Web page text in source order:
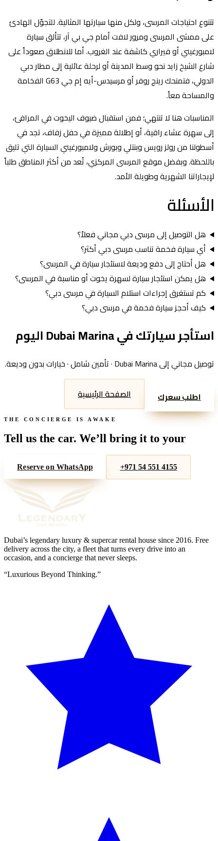
تتنوع احتياجات المرسى، ولكل منها سيارتها المثالية. للتجوّل الهادئ
على ممشى المرسى ومرور لافت أمام جي بي آر، تتألق سيارة
لامبورغيني أو فيراري كاشفة عند الغروب. أما للانطلاق صعوداً على
شارع الشيخ زايد نحو وسط المدينة أو لرحلة عائلية إلى مطار دبي
الدولي، فتمنحك رينج روفر أو مرسيدس-أيه إم جي G63 الفخامة
والمساحة معاً.
المناسبات هنا لا تنتهي؛ فمن استقبال ضيوف اليخوت في المرافئ،
إلى سهرة عشاء راقية، أو إطلالة مميزة في حفل زفاف، تجد في
أسطولنا من رولز رويس وبنتلي وبورش ولامبورغيني السيارة التي تليق
باللحظة. وبفضل موقع المرسى المركزي، تُعد من أكثر المناطق طلباً
لإيجاراتنا الشهرية وطويلة الأمد.
الأسئلة
هل التوصيل إلى مرسى دبي مجاني فعلاً؟
أي سيارة فخمة تناسب مرسى دبي أكثر؟
هل أحتاج إلى دفع وديعة لاستئجار سيارة في المرسى؟
هل يمكن استئجار سيارة لسهرة يخوت أو مناسبة في المرسى؟
كم تستغرق إجراءات استلام السيارة في مرسى دبي؟
كيف أحجز سيارة فخمة في مرسى دبي؟
استأجر سيارتك فيDubai Marinaاليوم
توصيل مجاني إلىDubai Marina · تأمين شامل · خيارات بدون وديعة.
اطلب سعرك الصفحة الرئيسية
THE CONCIERGE IS AWAKE
Tell us the car. We’ll bring it to your
Reserve on WhatsApp +971 54 551 4155
Dubai’s legendary luxury & supercar rental house since 2016. Free
delivery across the city, a fleet that turns every drive into an
occasion, and a concierge that never sleeps.
“Luxurious Beyond Thinking.”